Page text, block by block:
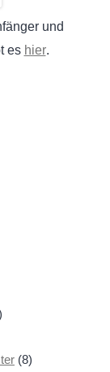
und
es hier.
(8)